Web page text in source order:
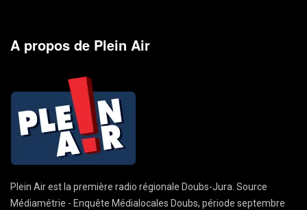
A propos de Plein Air
Plein Air est la première radio régionale Doubs-Jura. Source
Médiamétrie - Enquête Médialocales Doubs, période septembre